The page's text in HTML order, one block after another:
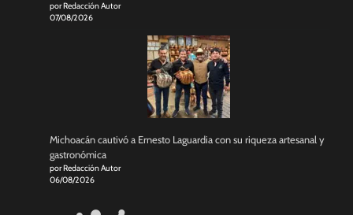
por Redacción Autor
07/08/2026
Michoacán cautivó a Ernesto Laguardia con su riqueza artesanal y
gastronómica
por Redacción Autor
06/08/2026